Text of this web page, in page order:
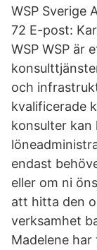
WSP Sverige
72 E-post:
WSP WSP är
och
kvalificerade
konsulter kan
endast
eller om ni
att hitta den
verksamhet
Madelene